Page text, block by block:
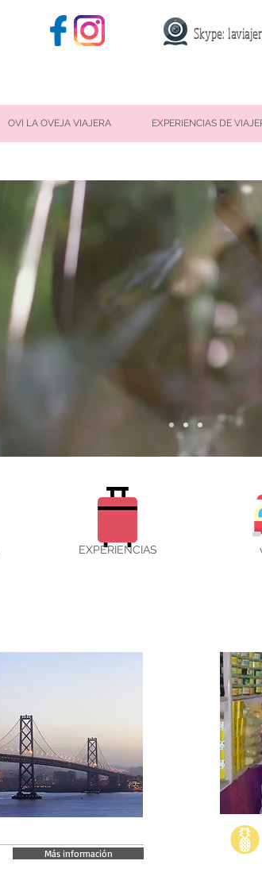
Skype:
OVI LA OVEJA VIAJERA EXPERIENCIAS DE
EXPERIENCIAS
Más información